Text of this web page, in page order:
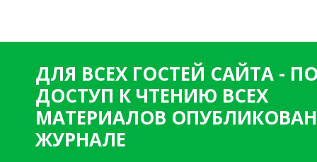
ДЛЯ ВСЕХ ГОСТЕЙ САЙТА -
ДОСТУП К ЧТЕНИЮ ВСЕХ
МАТЕРИАЛОВ
ЖУРНАЛЕ